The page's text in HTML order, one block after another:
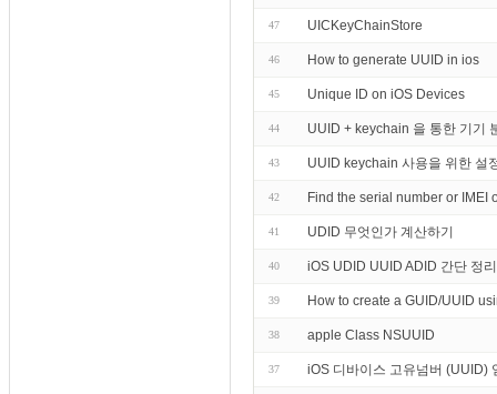
47 UICKeyChainStore
46 How to generate UUID in ios
45 Unique ID on iOS Devices
44 UUID + keychain 을 통한 기기
43 UUID keychain 사용을 위한 설
42 Find the serial number or IMEI
41 UDID 무엇인가 계산하기
40 iOS UDID UUID ADID 간단 정리
39 How to create a GUID/UUID
38 apple Class NSUUID
37 iOS 디바이스 고유넘버 (UUID)